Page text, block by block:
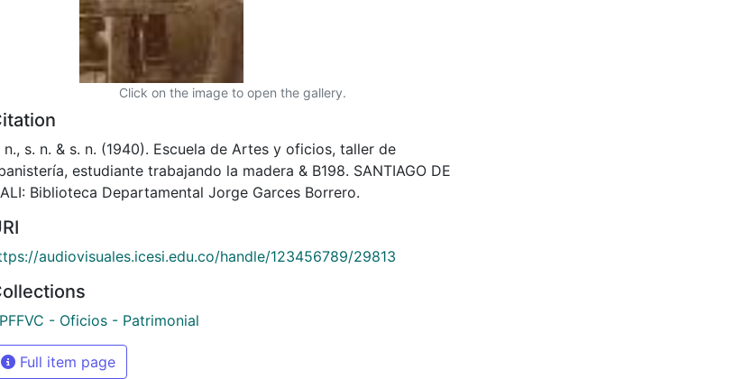
Click on the image to open the gallery.
n., s. n. & s. n. (1940). Escuela de Artes y oficios, taller de
estudiante trabajando la madera & B198. SANTIAGO DE
Biblioteca Departamental Jorge Garces Borrero.
audiovisuales.icesi.edu.co/handle/123456789/29813
- Oficios - Patrimonial
Full item page